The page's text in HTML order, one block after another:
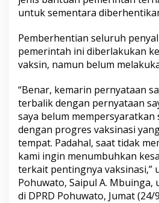
untuk sementara
Pemberhentian seluruh
pemerintah ini diberlakukan
vaksin, namun belum
“Benar, kemarin pernyataan
terbalik dengan pernyataan
saya belum
dengan progres vaksinasi
tempat. Padahal, saat tidak
kami ingin menumbuhkan
terkait pentingnya vaksinasi,”
Pohuwato, Saipul A.
di DPRD Pohuwato, Jumat (24/